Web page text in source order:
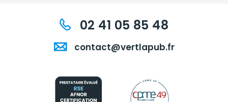
02 41 05 85 48
contact@vertlapub.fr